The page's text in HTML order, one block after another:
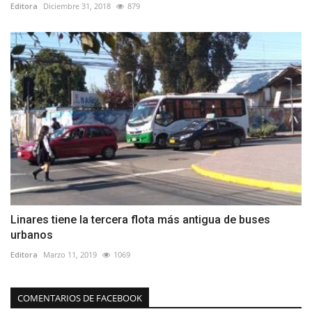
Editora Diciembre 31, 2018 879
Linares tiene la tercera flota más antigua de buses
urbanos
Editora Marzo 11, 2019 1069
COMENTARIOS DE FACEBOOK